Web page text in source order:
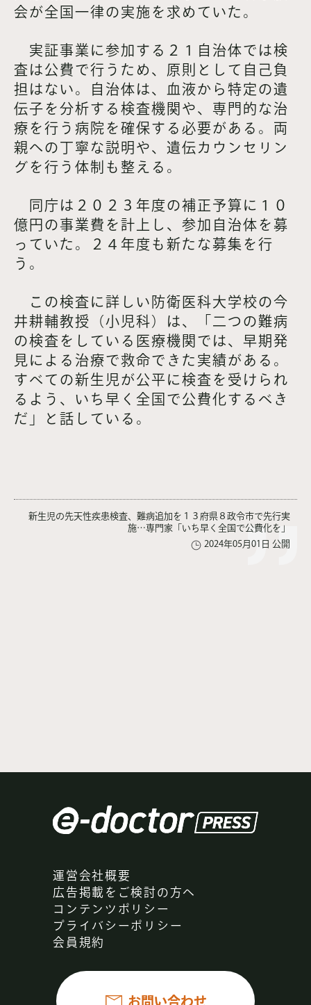
会が全国一律の実施を求めていた。
実証事業に参加する２１自治体では検
査は公費で行うため、原則として自己負
担はない。自治体は、血液から特定の遺
伝子を分析する検査機関や、専門的な治
療を行う病院を確保する必要がある。両
親への丁寧な説明や、遺伝カウンセリン
グを行う体制も整える。
同庁は２０２３年度の補正予算に１０
億円の事業費を計上し、参加自治体を募
っていた。２４年度も新たな募集を行
う。
この検査に詳しい防衛医科大学校の今
井耕輔教授（小児科）は、「二つの難病
の検査をしている医療機関では、早期発
見による治療で救命できた実績がある。
すべての新生児が公平に検査を受けられ
るよう、いち早く全国で公費化するべき
だ」と話している。
新生児の先天性疾患検査、難病追加を１３府県８政令市で先行実
施…専門家「いち早く全国で公費化を」
2024年05月01日 公開
運営会社概要
広告掲載をご検討の方へ
コンテンツポリシー
プライバシーポリシー
会員規約
お問い合わせ